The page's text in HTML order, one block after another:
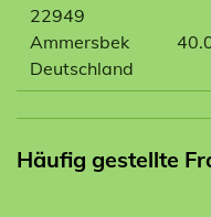
22949
Ammersbek
Deutschland
Häufig gestellte